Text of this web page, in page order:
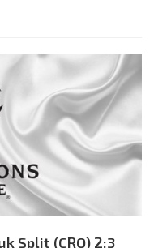
(46 % при
судья: Ясар Кемал
Split (CRO) 2:3